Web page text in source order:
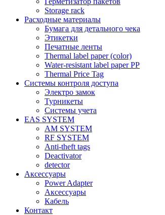
Storage rack
Расходные материалы
Бумага для детального чека
Этикетки
Печатные ленты
Thermal label paper (color)
Water-resistant label paper PP
Thermal Price Tag
Системы контроля доступа
Электро замок
Турникеты
Cистемы учета
EAS SYSTEM
AM SYSTEM
RF SYSTEM
Anti-theft tags
Deactivator
detector
Аксессуары
Power Adapter
Аксессуары
Кабель
Контакт